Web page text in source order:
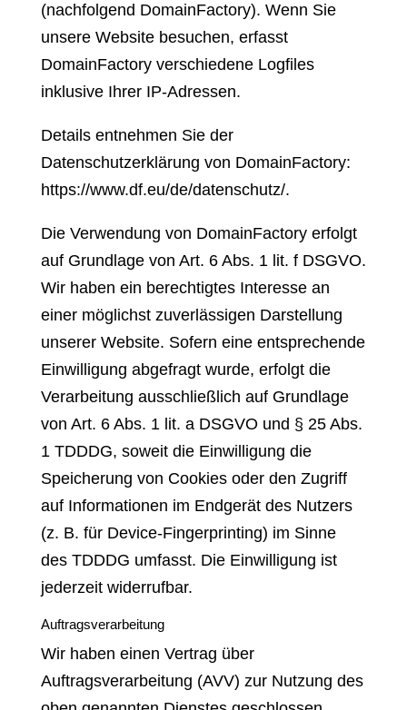
(nachfolgend DomainFactory). Wenn Sie
unsere Website besuchen, erfasst
DomainFactory verschiedene Logfiles
inklusive Ihrer IP-Adressen.
Details entnehmen Sie der
Datenschutzerklärung von DomainFactory:
https://www.df.eu/de/datenschutz/.
Die Verwendung von DomainFactory erfolgt
auf Grundlage von Art. 6 Abs. 1 lit. f DSGVO.
Wir haben ein berechtigtes Interesse an
einer möglichst zuverlässigen Darstellung
unserer Website. Sofern eine entsprechende
Einwilligung abgefragt wurde, erfolgt die
Verarbeitung ausschließlich auf Grundlage
von Art. 6 Abs. 1 lit. a DSGVO und § 25 Abs.
1 TDDDG, soweit die Einwilligung die
Speicherung von Cookies oder den Zugriff
auf Informationen im Endgerät des Nutzers
(z. B. für Device-Fingerprinting) im Sinne
des TDDDG umfasst. Die Einwilligung ist
jederzeit widerrufbar.
Auftragsverarbeitung
Wir haben einen Vertrag über
Auftragsverarbeitung (AVV) zur Nutzung des